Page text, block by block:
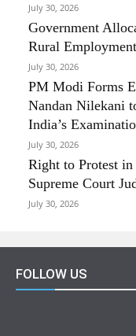
July 30, 2026
Government
Rural
July 30, 2026
PM Modi Forms
Nandan Nilekani
India’s
July 30, 2026
Right to Protest
Supreme Court
July 30, 2026
FOLLOW US